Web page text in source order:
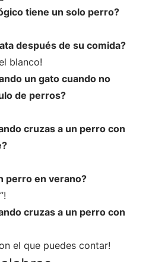
tiene un solo perro?
después de su comida?
blanco!
un gato cuando no
de perros?
cruzas a un perro con
perro en verano?
cruzas a un perro con
el que puedes contar!